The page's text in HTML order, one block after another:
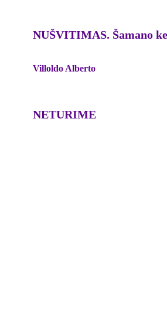
NUŠVITIMAS. Šamano
Villoldo Alberto
NETURIME